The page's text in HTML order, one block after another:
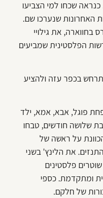
שכחו למי הצביעו
האחרונות שנערכו שם.
בחווארה, את גילויי
הפלסטינית שמביעים
בכפר עזה ולהציע
פוגל, אבא, אמא, ילד
שלושה חודשים, טבחו
על ראשה של
את הלינץ' בשני
פלסטינים
ומתקדמת. כספי
של חלקם.